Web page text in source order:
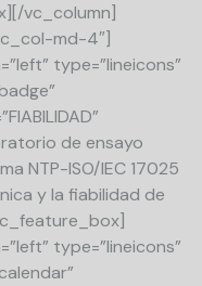
vc_column]
md-4″]
type=”lineicons”
de ensayo
NTP-ISO/IEC 17025
y la fiabilidad de
type=”lineicons”